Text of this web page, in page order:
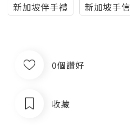
新加坡伴手禮
新加坡手信
0個讚好
收藏